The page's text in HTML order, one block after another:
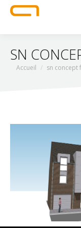
SN
Vous êtes ici :
Accueil sn concept